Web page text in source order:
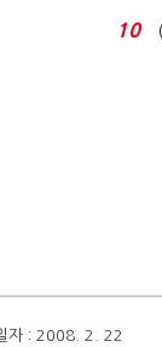
10
자 : 2008. 2. 22